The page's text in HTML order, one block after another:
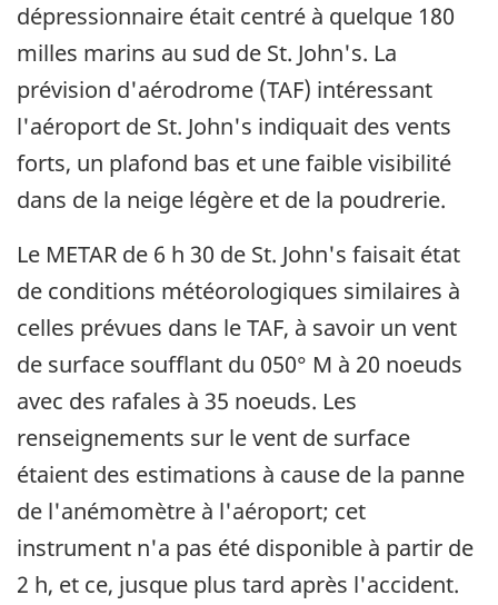
dépressionnaire était centré à quelque 180
milles marins au sud de St. John's. La
prévision d'aérodrome (TAF) intéressant
l'aéroport de St. John's indiquait des vents
forts, un plafond bas et une faible visibilité
dans de la neige légère et de la poudrerie.
Le METAR de 6 h 30 de St. John's faisait état
de conditions météorologiques similaires à
celles prévues dans le TAF, à savoir un vent
de surface soufflant du 050° M à 20 noeuds
avec des rafales à 35 noeuds. Les
renseignements sur le vent de surface
étaient des estimations à cause de la panne
de l'anémomètre à l'aéroport; cet
instrument n'a pas été disponible à partir de
2 h, et ce, jusque plus tard après l'accident.